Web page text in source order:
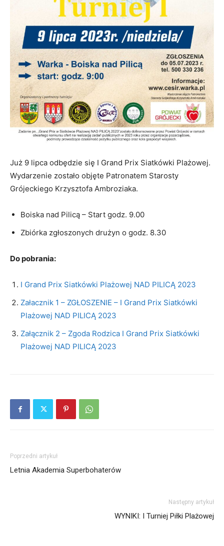
Już 9 lipca odbędzie się I Grand Prix Siatkówki Plażowej.
Wydarzenie zostało objęte Patronatem Starosty
Grójeckiego Krzysztofa Ambroziaka.
Boiska nad Pilicą – Start godz. 9.00
Zbiórka zgłoszonych drużyn o godz. 8.30
Do pobrania:
I Grand Prix Siatkówki Plażowej NAD PILICĄ 2023
Załacznik 1 – ZGŁOSZENIE – I Grand Prix Siatkówki
Plażowej NAD PILICĄ 2023
Załącznik 2 – Zgoda Rodzica I Grand Prix Siatkówki
Plażowej NAD PILICĄ 2023
Poprzedni artykuł
Letnia Akademia Superbohaterów
Następny artykuł
WYNIKI: I Turniej Piłki Plażowej